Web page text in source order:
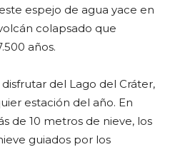
espejo de agua yace en
colapsado que
años.
del Lago del Cráter,
estación del año. En
de 10 metros de nieve, los
guiados por los